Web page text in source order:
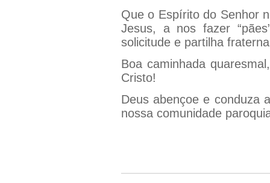
Que o Espírito do Senhor
Jesus, a nos fazer
solicitude e partilha
Boa caminhada
Cristo!
Deus abençoe e conduza
nossa comunidade